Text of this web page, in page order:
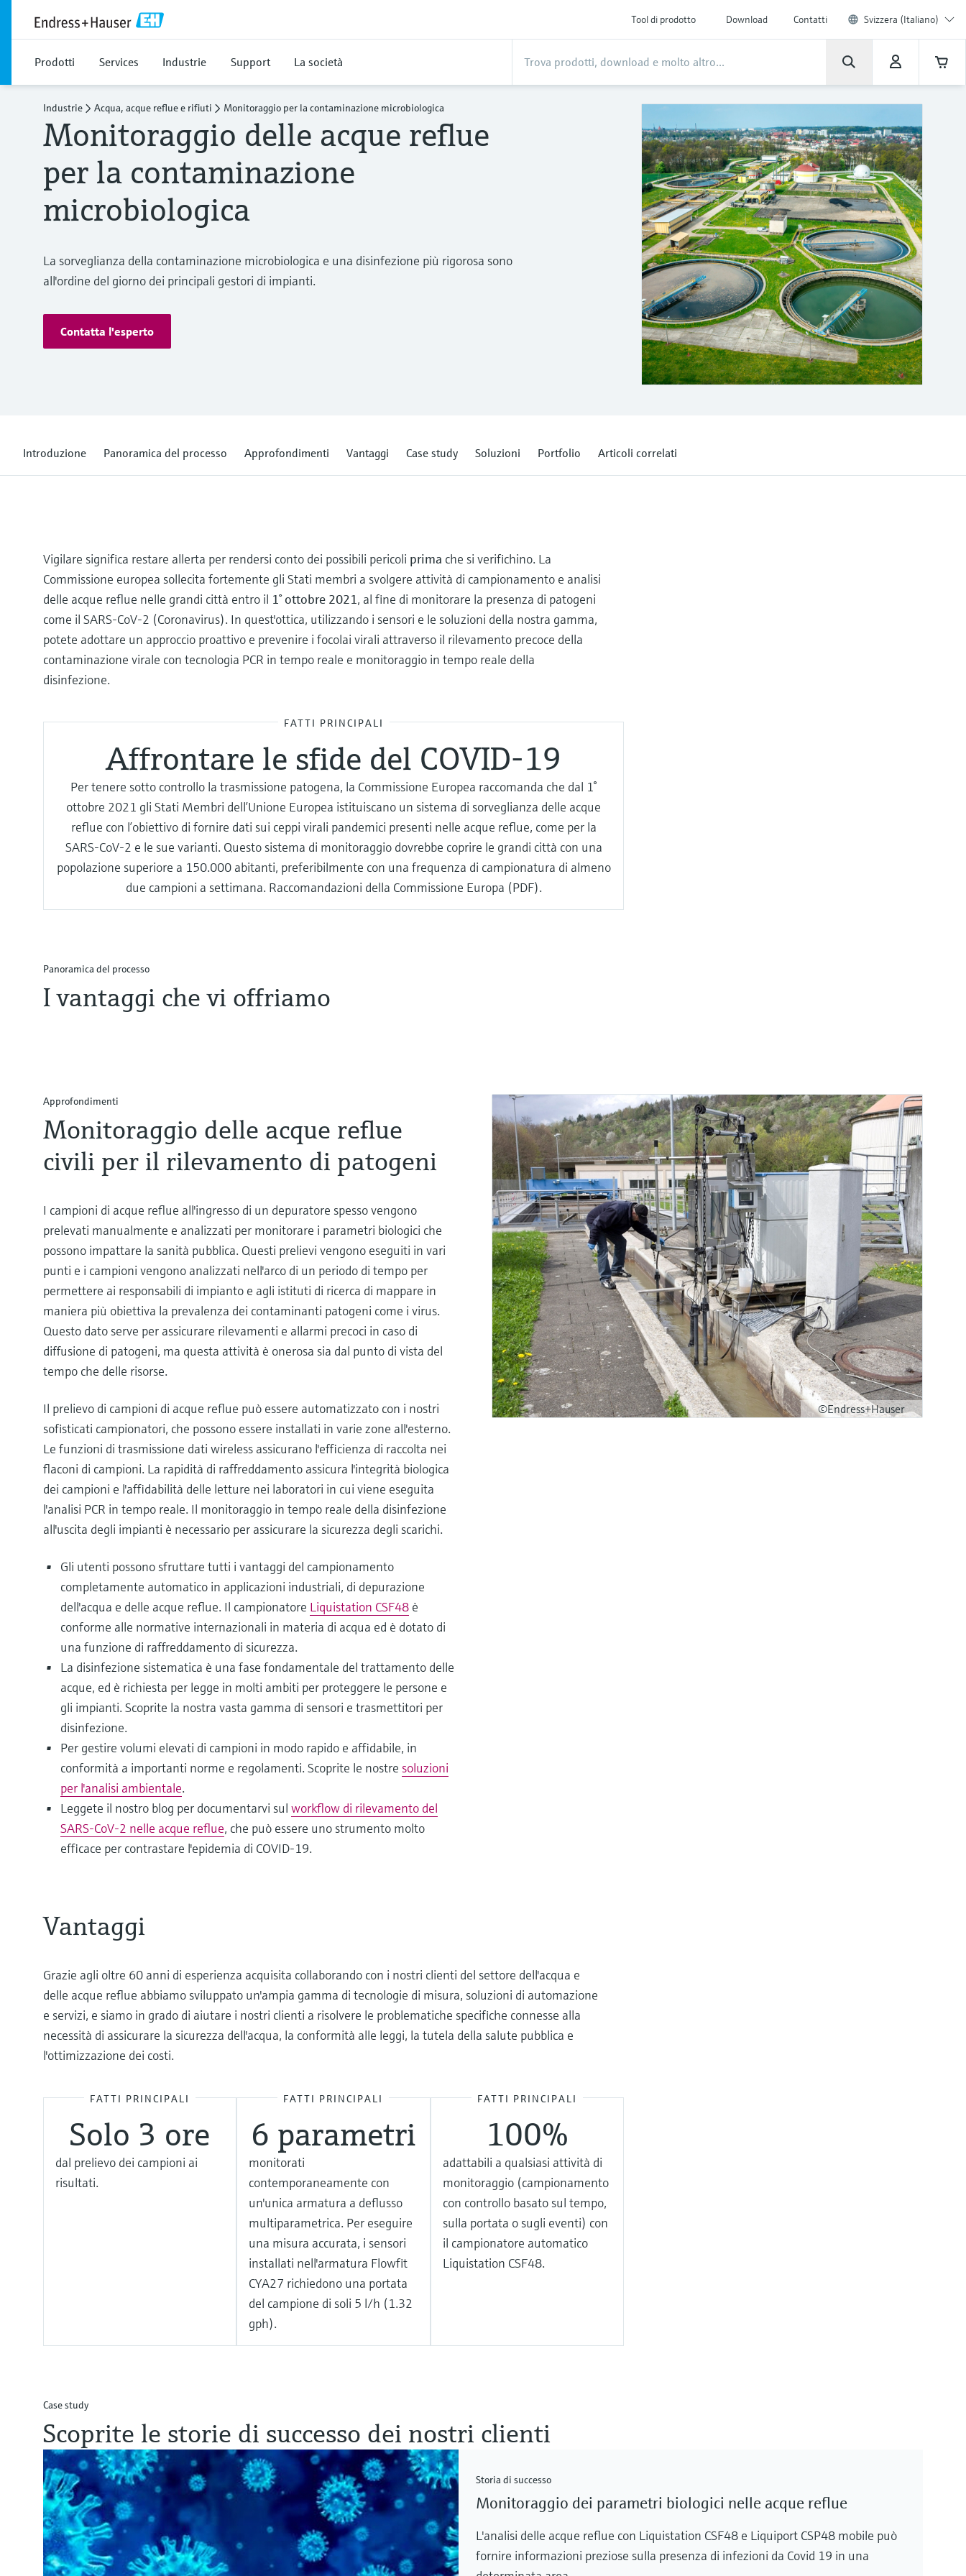
Tool di prodotto Download Contatti Svizzera (Italiano)
Prodotti Services Industrie Support La società
Industrie Acqua, acque reflue e rifiuti Monitoraggio per la contaminazione microbiologica
Monitoraggio delle acque reflue
per la contaminazione
microbiologica
La sorveglianza della contaminazione microbiologica e una disinfezione più rigorosa sono
all'ordine del giorno dei principali gestori di impianti.
Contatta l'esperto
Introduzione Panoramica del processo Approfondimenti Vantaggi Case study Soluzioni Portfolio Articoli correlati
Vigilare significa restare allerta per rendersi conto dei possibili pericoli prima che si verifichino. La
Commissione europea sollecita fortemente gli Stati membri a svolgere attività di campionamento e analisi
delle acque reflue nelle grandi città entro il 1° ottobre 2021, al fine di monitorare la presenza di patogeni
come il SARS-CoV-2 (Coronavirus). In quest'ottica, utilizzando i sensori e le soluzioni della nostra gamma,
potete adottare un approccio proattivo e prevenire i focolai virali attraverso il rilevamento precoce della
contaminazione virale con tecnologia PCR in tempo reale e monitoraggio in tempo reale della
disinfezione.
FATTI PRINCIPALI
Affrontare le sfide del COVID-19
Per tenere sotto controllo la trasmissione patogena, la Commissione Europea raccomanda che dal 1°
ottobre 2021 gli Stati Membri dell’Unione Europea istituiscano un sistema di sorveglianza delle acque
reflue con l’obiettivo di fornire dati sui ceppi virali pandemici presenti nelle acque reflue, come per la
SARS-CoV-2 e le sue varianti. Questo sistema di monitoraggio dovrebbe coprire le grandi città con una
popolazione superiore a 150.000 abitanti, preferibilmente con una frequenza di campionatura di almeno
due campioni a settimana. Raccomandazioni della Commissione Europa (PDF).
Panoramica del processo
I vantaggi che vi offriamo
©Endress+Hauser
Approfondimenti
Monitoraggio delle acque reflue
civili per il rilevamento di patogeni
I campioni di acque reflue all'ingresso di un depuratore spesso vengono
prelevati manualmente e analizzati per monitorare i parametri biologici che
possono impattare la sanità pubblica. Questi prelievi vengono eseguiti in vari
punti e i campioni vengono analizzati nell'arco di un periodo di tempo per
permettere ai responsabili di impianto e agli istituti di ricerca di mappare in
maniera più obiettiva la prevalenza dei contaminanti patogeni come i virus.
Questo dato serve per assicurare rilevamenti e allarmi precoci in caso di
diffusione di patogeni, ma questa attività è onerosa sia dal punto di vista del
tempo che delle risorse.
Il prelievo di campioni di acque reflue può essere automatizzato con i nostri
sofisticati campionatori, che possono essere installati in varie zone all'esterno.
Le funzioni di trasmissione dati wireless assicurano l'efficienza di raccolta nei
flaconi di campioni. La rapidità di raffreddamento assicura l'integrità biologica
dei campioni e l'affidabilità delle letture nei laboratori in cui viene eseguita
l'analisi PCR in tempo reale. Il monitoraggio in tempo reale della disinfezione
all'uscita degli impianti è necessario per assicurare la sicurezza degli scarichi.
Gli utenti possono sfruttare tutti i vantaggi del campionamento
completamente automatico in applicazioni industriali, di depurazione
dell'acqua e delle acque reflue. Il campionatore Liquistation CSF48 è
conforme alle normative internazionali in materia di acqua ed è dotato di
una funzione di raffreddamento di sicurezza.
La disinfezione sistematica è una fase fondamentale del trattamento delle
acque, ed è richiesta per legge in molti ambiti per proteggere le persone e
gli impianti. Scoprite la nostra vasta gamma di sensori e trasmettitori per
disinfezione.
Per gestire volumi elevati di campioni in modo rapido e affidabile, in
conformità a importanti norme e regolamenti. Scoprite le nostre soluzioni
per l'analisi ambientale.
Leggete il nostro blog per documentarvi sul workflow di rilevamento del
SARS-CoV-2 nelle acque reflue, che può essere uno strumento molto
efficace per contrastare l'epidemia di COVID-19.
Vantaggi
Grazie agli oltre 60 anni di esperienza acquisita collaborando con i nostri clienti del settore dell'acqua e
delle acque reflue abbiamo sviluppato un'ampia gamma di tecnologie di misura, soluzioni di automazione
e servizi, e siamo in grado di aiutare i nostri clienti a risolvere le problematiche specifiche connesse alla
necessità di assicurare la sicurezza dell'acqua, la conformità alle leggi, la tutela della salute pubblica e
l'ottimizzazione dei costi.
FATTI PRINCIPALI
Solo 3 ore
dal prelievo dei campioni ai
risultati.
FATTI PRINCIPALI
6 parametri
monitorati
contemporaneamente con
un'unica armatura a deflusso
multiparametrica. Per eseguire
una misura accurata, i sensori
installati nell'armatura Flowfit
CYA27 richiedono una portata
del campione di soli 5 l/h (1.32
gph).
FATTI PRINCIPALI
100%
adattabili a qualsiasi attività di
monitoraggio (campionamento
con controllo basato sul tempo,
sulla portata o sugli eventi) con
il campionatore automatico
Liquistation CSF48.
Case study
Scoprite le storie di successo dei nostri clienti
Storia di successo
Monitoraggio dei parametri biologici nelle acque reflue
L'analisi delle acque reflue con Liquistation CSF48 e Liquiport CSP48 mobile può
fornire informazioni preziose sulla presenza di infezioni da Covid 19 in una